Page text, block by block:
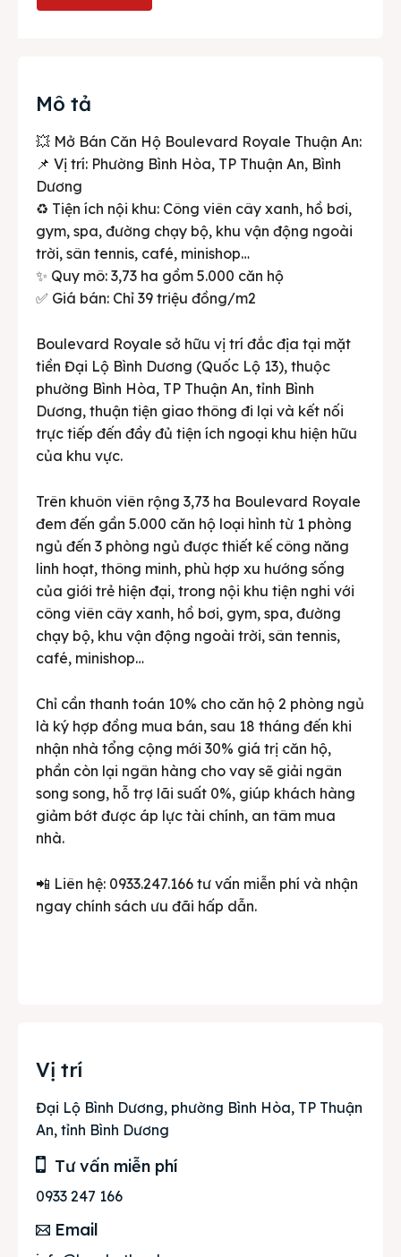
Mô tả
💥 Mở Bán Căn Hộ Boulevard Royale Thuận An:
📌 Vị trí: Phường Bình Hòa, TP Thuận An, Bình
Dương
♻️ Tiện ích nội khu: Công viên cây xanh, hồ bơi,
gym, spa, đường chạy bộ, khu vận động ngoài
trời, sân tennis, café, minishop…
✨ Quy mô: 3,73 ha gồm 5.000 căn hộ
✅ Giá bán: Chỉ 39 triệu đồng/m2
Boulevard Royale sở hữu vị trí đắc địa tại mặt
tiền Đại Lộ Bình Dương (Quốc Lộ 13), thuộc
phường Bình Hòa, TP Thuận An, tỉnh Bình
Dương, thuận tiện giao thông đi lại và kết nối
trực tiếp đến đầy đủ tiện ích ngoại khu hiện hữu
của khu vực.
Trên khuôn viên rộng 3,73 ha Boulevard Royale
đem đến gần 5.000 căn hộ loại hình từ 1 phòng
ngủ đến 3 phòng ngủ được thiết kế công năng
linh hoạt, thông minh, phù hợp xu hướng sống
của giới trẻ hiện đại, trong nội khu tiện nghi với
công viên cây xanh, hồ bơi, gym, spa, đường
chạy bộ, khu vận động ngoài trời, sân tennis,
café, minishop…
Chỉ cần thanh toán 10% cho căn hộ 2 phòng ngủ
là ký hợp đồng mua bán, sau 18 tháng đến khi
nhận nhà tổng cộng mới 30% giá trị căn hộ,
phần còn lại ngân hàng cho vay sẽ giải ngân
song song, hỗ trợ lãi suất 0%, giúp khách hàng
giảm bớt được áp lực tài chính, an tâm mua
nhà.
📲 Liên hệ: 0933.247.166 tư vấn miễn phí và nhận
ngay chính sách ưu đãi hấp dẫn.
Vị trí
Đại Lộ Bình Dương, phường Bình Hòa, TP Thuận
An, tỉnh Bình Dương
Tư vấn miễn phí
0933 247 166
Email